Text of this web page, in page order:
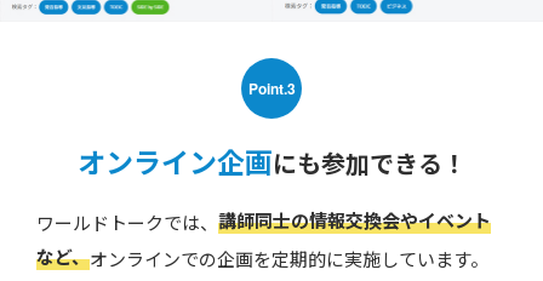
Point.3
オンライン企画にも参加できる！
ワールドトークでは、 講師同士の情報交換会やイベント
など、オンラインでの企画を定期的に実施しています。